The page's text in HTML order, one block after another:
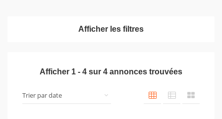
Afficher les filtres
Afficher 1 - 4 sur 4 annonces trouvées